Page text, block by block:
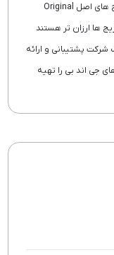
در حال حاضر به دلیل محدودیت های ورود کارتریج های اصل Original
ها ارزان تر هستند
شرکت پشتیبانی و ارائه
جی اند بی را تهیه